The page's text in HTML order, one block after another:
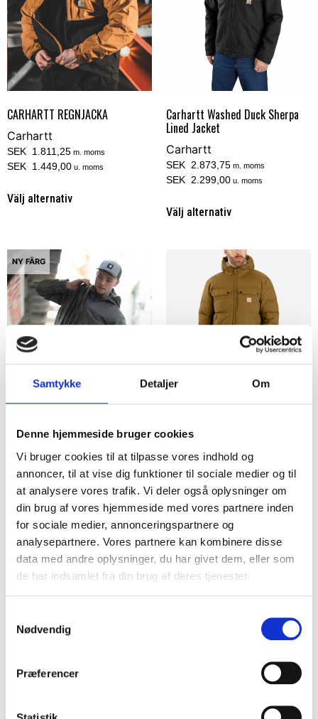
Samtykke Detaljer Om
Denne hjemmeside bruger cookies
Vi bruger cookies til at tilpasse vores indhold og
annoncer, til at vise dig funktioner til sociale medier og til
at analysere vores trafik. Vi deler også oplysninger om
din brug af vores hjemmeside med vores partnere inden
for sociale medier, annonceringspartnere og
analysepartnere. Vores partnere kan kombinere disse
data med andre oplysninger, du har givet dem, eller som
de har indsamlet fra din brug af deres tjenester.
Nødvendig
Præferencer
CARHARTT REGNJACKA
Carhartt
SEK 1.811,25 m. moms
SEK 1.449,00 u. moms
Välj alternativ
Carhartt Washed Duck Sherpa
Lined Jacket
Carhartt
SEK 2.873,75 m. moms
SEK 2.299,00 u. moms
Välj alternativ
NY FÄRG
Carhartt
SEK 1.373,75m. moms
SEK 1.099,00u. moms
Välj alternativ
Carhartt
SEK 2.373,75m. moms
SEK 1.899,00u. moms
Välj alternativ
CARHARTT DUCK DETROIT JACKA